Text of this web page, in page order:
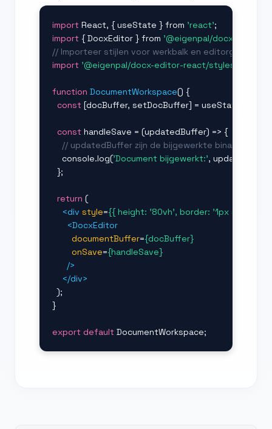
import React, { useState } from 'react'
import { DocxEditor } from '@eigenpal/docx-editor-
// Importeer stijlen voor werkbalk en editorgebied
import '@eigenpal/docx-editor-react/styles.css'
function DocumentWorkspace() {
const [docBuffer, setDocBuffer] = useState(
const handleSave = (updatedBuffer) => {
// updatedBuffer zijn de bijgewerkte binaire
    console.log(
'Document bijgewerkt:',
  };
return (
<div style={{ height: '80vh', border: '1px solid
<DocxEditor
documentBuffer={docBuffer}
onSave={handleSave}
/>
</div>
  );
}
export default DocumentWorkspace;